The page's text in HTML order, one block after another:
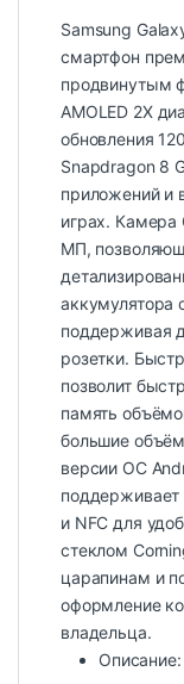
Samsung
смартфон
продвинутым
AMOLED 2X
обновления
Snapdragon 8
приложений и
играх.
МП,
аккумулятора
поддерживая
розетки.
позволит
память
большие
версии ОС
поддерживает
и NFC для
стеклом
царапинам и
оформление
владельца.